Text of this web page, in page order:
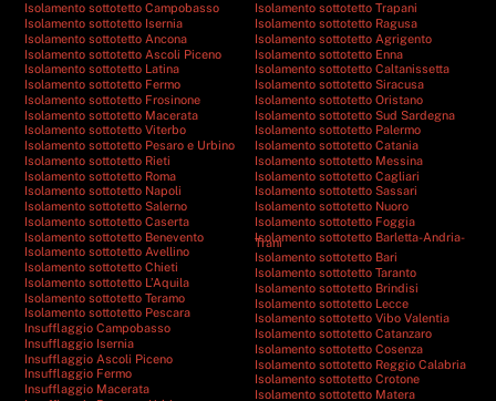
Isolamento sottotetto Campobasso
Isolamento sottotetto Isernia
Isolamento sottotetto Ancona
Isolamento sottotetto Ascoli Piceno
Isolamento sottotetto Latina
Isolamento sottotetto Fermo
Isolamento sottotetto Frosinone
Isolamento sottotetto Macerata
Isolamento sottotetto Viterbo
Isolamento sottotetto Pesaro e Urbino
Isolamento sottotetto Rieti
Isolamento sottotetto Roma
Isolamento sottotetto Napoli
Isolamento sottotetto Salerno
Isolamento sottotetto Caserta
Isolamento sottotetto Benevento
Isolamento sottotetto Avellino
Isolamento sottotetto Chieti
Isolamento sottotetto L’Aquila
Isolamento sottotetto Teramo
Isolamento sottotetto Pescara
Insufflaggio Campobasso
Insufflaggio Isernia
Insufflaggio Ascoli Piceno
Insufflaggio Fermo
Insufflaggio Macerata
Isolamento sottotetto Trapani
Isolamento sottotetto Ragusa
Isolamento sottotetto Agrigento
Isolamento sottotetto Enna
Isolamento sottotetto Caltanissetta
Isolamento sottotetto Siracusa
Isolamento sottotetto Oristano
Isolamento sottotetto Sud Sardegna
Isolamento sottotetto Palermo
Isolamento sottotetto Catania
Isolamento sottotetto Messina
Isolamento sottotetto Cagliari
Isolamento sottotetto Sassari
Isolamento sottotetto Nuoro
Isolamento sottotetto Foggia
Isolamento sottotetto Barletta-Andria-
Trani
Isolamento sottotetto Bari
Isolamento sottotetto Taranto
Isolamento sottotetto Brindisi
Isolamento sottotetto Lecce
Isolamento sottotetto Vibo Valentia
Isolamento sottotetto Catanzaro
Isolamento sottotetto Cosenza
Isolamento sottotetto Reggio Calabria
Isolamento sottotetto Crotone
Isolamento sottotetto Matera